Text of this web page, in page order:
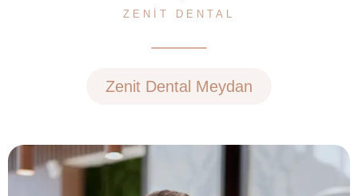
ZENIT DENTAL
Zenit Dental Meydan